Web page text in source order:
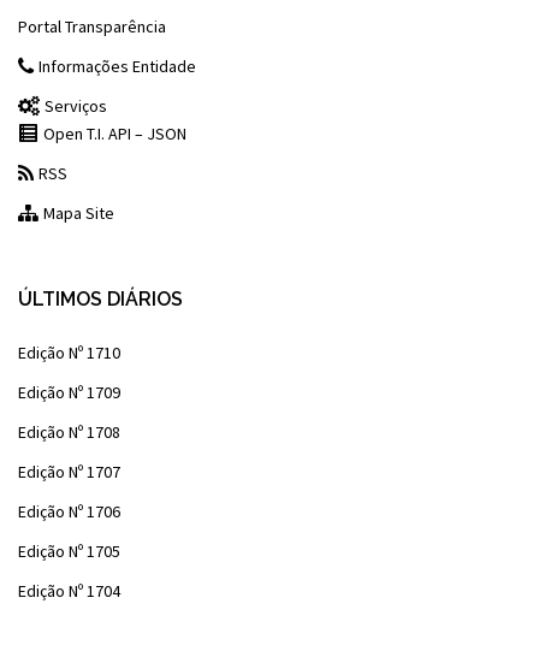
Portal Transparência
Informações Entidade
Serviços
Open T.I. API – JSON
RSS
Mapa Site
ÚLTIMOS DIÁRIOS
Edição Nº 1710
Edição Nº 1709
Edição Nº 1708
Edição Nº 1707
Edição Nº 1706
Edição Nº 1705
Edição Nº 1704